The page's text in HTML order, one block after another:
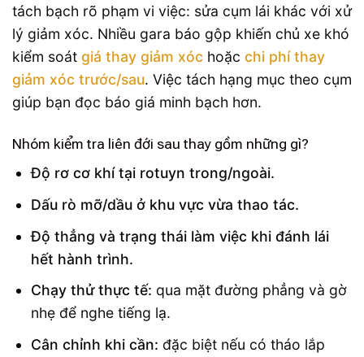
tách bạch rõ phạm vi việc: sửa cụm lái khác với xử
lý giảm xóc. Nhiều gara báo gộp khiến chủ xe khó
kiểm soát giá thay giảm xóc hoặc chi phí thay
giảm xóc trước/sau. Việc tách hạng mục theo cụm
giúp bạn đọc báo giá minh bạch hơn.
Nhóm kiểm tra liên đới sau thay gồm những gì?
Độ rơ cơ khí tại rotuyn trong/ngoài.
Dấu rò mỡ/dầu ở khu vực vừa thao tác.
Độ thẳng và trạng thái làm việc khi đánh lái
hết hành trình.
Chạy thử thực tế: qua mặt đường phẳng và gờ
nhẹ để nghe tiếng lạ.
Cân chỉnh khi cần: đặc biệt nếu có tháo lắp